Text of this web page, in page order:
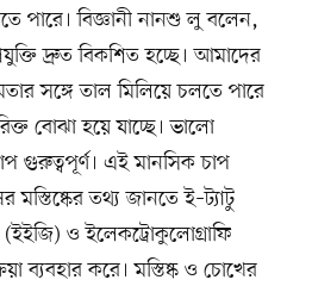
পারে। বিজ্ঞানী নানশু লু বলেন,
দ্রুত বিকশিত হচ্ছে। আমাদের
সঙ্গে তাল মিলিয়ে চলতে পারে
বোঝা হয়ে যাচ্ছে। ভালো
গুরুত্বপূর্ণ। এই মানসিক চাপ
মস্তিষ্কের তথ্য জানতে ই–ট্যাটু
ও ইলেকট্রোকুলোগ্রাফি
ব্যবহার করে। মস্তিষ্ক ও চোখের